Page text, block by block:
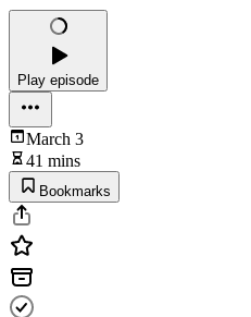
Play episode
March 3
41 mins
Bookmarks